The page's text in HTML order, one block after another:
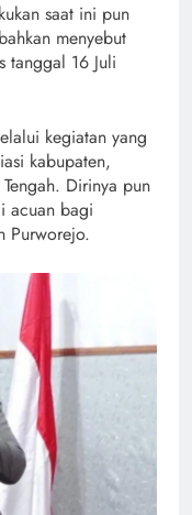
saat ini pun
menyebut
tanggal 16 Juli
kegiatan yang
kabupaten,
Dirinya pun
acuan bagi
Purworejo.